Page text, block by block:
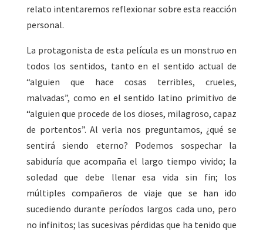
relato intentaremos reflexionar sobre esta reacción
personal.
La protagonista de esta película es un monstruo en
todos los sentidos, tanto en el sentido actual de
“alguien que hace cosas terribles, crueles,
malvadas”, como en el sentido latino primitivo de
“alguien que procede de los dioses, milagroso, capaz
de portentos”. Al verla nos preguntamos, ¿qué se
sentirá siendo eterno? Podemos sospechar la
sabiduría que acompaña el largo tiempo vivido; la
soledad que debe llenar esa vida sin fin; los
múltiples compañeros de viaje que se han ido
sucediendo durante períodos largos cada uno, pero
no infinitos; las sucesivas pérdidas que ha tenido que